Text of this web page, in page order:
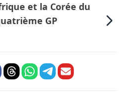
et la Corée du
GP